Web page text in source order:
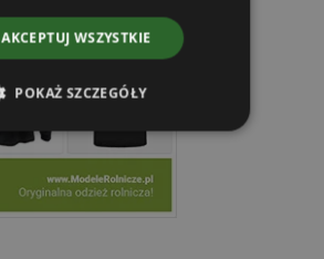
AKCEPTUJ WSZYSTKIE
POKAŻ SZCZEGÓŁY